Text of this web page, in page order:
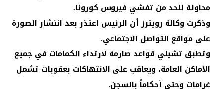
محاولة للحد من تفشي فيروس كورونا.
وذكرت وكالة رويترز أن الرئيس اعتذر بعد انتشار الصورة
على مواقع التواصل الاجتماعي.
وتطبق تشيلي قواعد صارمة لارتداء الكمامات في جميع
الأماكن العامة، ويعاقب على الانتهاكات بعقوبات تشمل
غرامات وحتى أحكاماً بالسجن.